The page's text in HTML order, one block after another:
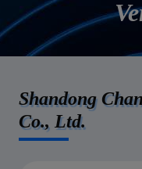
Shandong
Co., Ltd.